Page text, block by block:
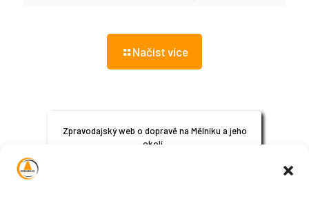
Načíst více
Zpravodajský web o dopravě na Mělníku a jeho
okolí.